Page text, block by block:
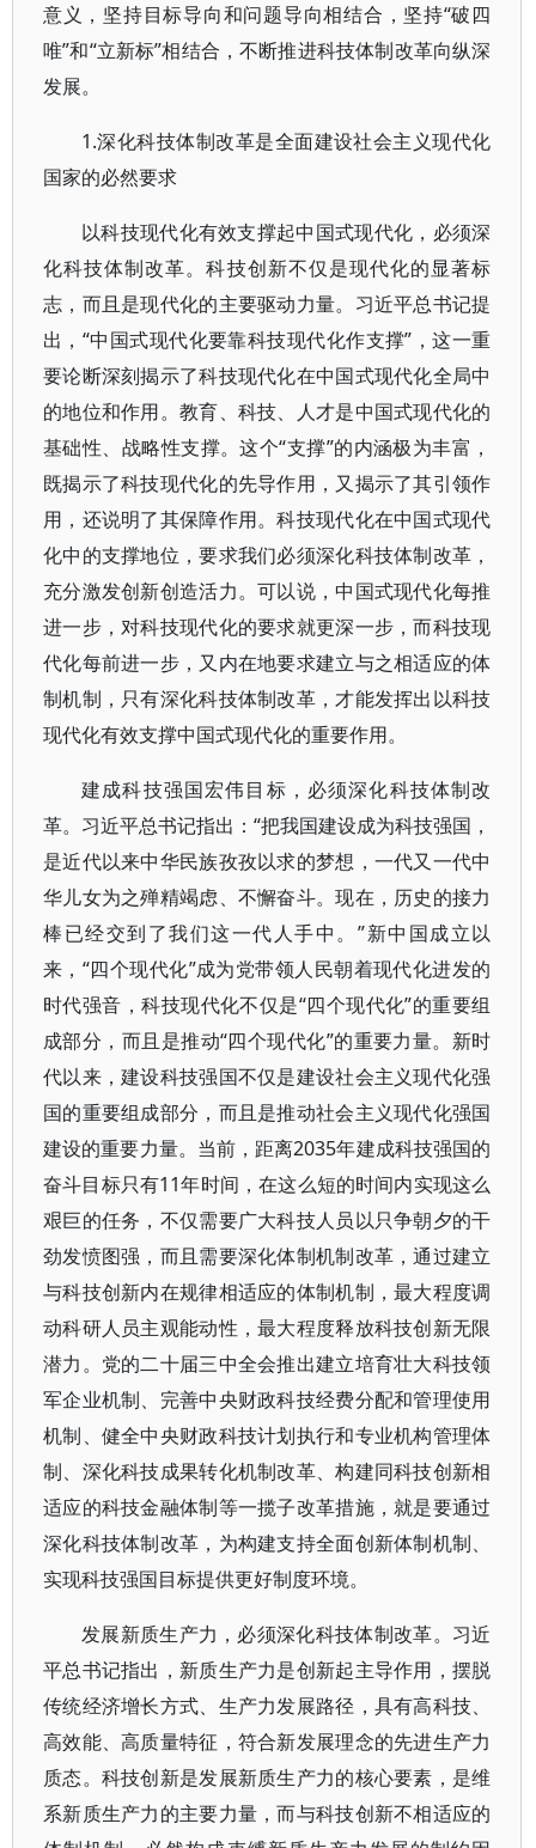
意义，坚持目标导向和问题导向相结合，坚持“破四
唯”和“立新标”相结合，不断推进科技体制改革向纵深
发展。
1.深化科技体制改革是全面建设社会主义现代化
国家的必然要求
以科技现代化有效支撑起中国式现代化，必须深
化科技体制改革。科技创新不仅是现代化的显著标
志，而且是现代化的主要驱动力量。习近平总书记提
出，“中国式现代化要靠科技现代化作支撑”，这一重
要论断深刻揭示了科技现代化在中国式现代化全局中
的地位和作用。教育、科技、人才是中国式现代化的
基础性、战略性支撑。这个“支撑”的内涵极为丰富，
既揭示了科技现代化的先导作用，又揭示了其引领作
用，还说明了其保障作用。科技现代化在中国式现代
化中的支撑地位，要求我们必须深化科技体制改革，
充分激发创新创造活力。可以说，中国式现代化每推
进一步，对科技现代化的要求就更深一步，而科技现
代化每前进一步，又内在地要求建立与之相适应的体
制机制，只有深化科技体制改革，才能发挥出以科技
现代化有效支撑中国式现代化的重要作用。
建成科技强国宏伟目标，必须深化科技体制改
革。习近平总书记指出：“把我国建设成为科技强国，
是近代以来中华民族孜孜以求的梦想，一代又一代中
华儿女为之殚精竭虑、不懈奋斗。现在，历史的接力
棒已经交到了我们这一代人手中。”新中国成立以
来，“四个现代化”成为党带领人民朝着现代化进发的
时代强音，科技现代化不仅是“四个现代化”的重要组
成部分，而且是推动“四个现代化”的重要力量。新时
代以来，建设科技强国不仅是建设社会主义现代化强
国的重要组成部分，而且是推动社会主义现代化强国
建设的重要力量。当前，距离2035年建成科技强国的
奋斗目标只有11年时间，在这么短的时间内实现这么
艰巨的任务，不仅需要广大科技人员以只争朝夕的干
劲发愤图强，而且需要深化体制机制改革，通过建立
与科技创新内在规律相适应的体制机制，最大程度调
动科研人员主观能动性，最大程度释放科技创新无限
潜力。党的二十届三中全会推出建立培育壮大科技领
军企业机制、完善中央财政科技经费分配和管理使用
机制、健全中央财政科技计划执行和专业机构管理体
制、深化科技成果转化机制改革、构建同科技创新相
适应的科技金融体制等一揽子改革措施，就是要通过
深化科技体制改革，为构建支持全面创新体制机制、
实现科技强国目标提供更好制度环境。
发展新质生产力，必须深化科技体制改革。习近
平总书记指出，新质生产力是创新起主导作用，摆脱
传统经济增长方式、生产力发展路径，具有高科技、
高效能、高质量特征，符合新发展理念的先进生产力
质态。科技创新是发展新质生产力的核心要素，是维
系新质生产力的主要力量，而与科技创新不相适应的